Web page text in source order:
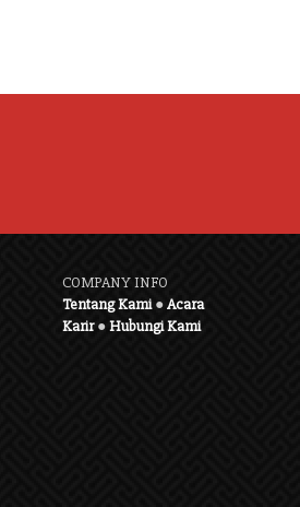
COMPANY INFO
Tentang Kami●Acara
Karir●Hubungi Kami